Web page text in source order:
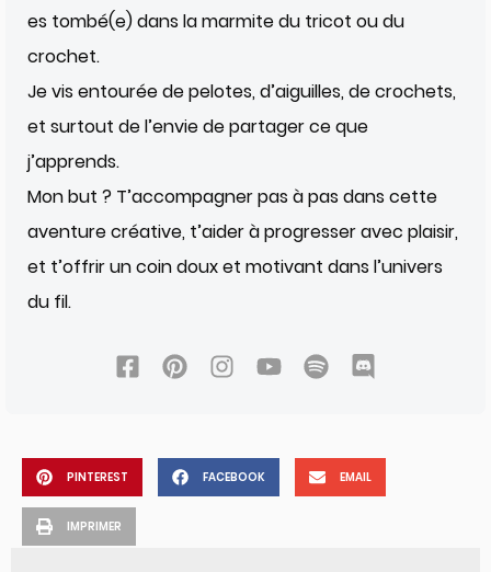
es tombé(e) dans la marmite du tricot ou du
crochet.
Je vis entourée de pelotes, d’aiguilles, de crochets,
et surtout de l’envie de partager ce que
j’apprends.
Mon but ? T’accompagner pas à pas dans cette
aventure créative, t’aider à progresser avec plaisir,
et t’offrir un coin doux et motivant dans l’univers
du fil.
PINTEREST FACEBOOK EMAIL
IMPRIMER